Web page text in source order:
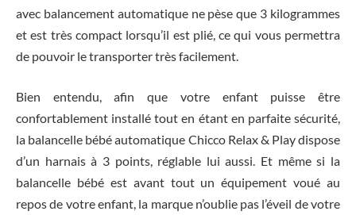
avec balancement automatique ne pèse que 3 kilogrammes
et est très compact lorsqu’il est plié, ce qui vous permettra
de pouvoir le transporter très facilement.
Bien entendu, afin que votre enfant puisse être
confortablement installé tout en étant en parfaite sécurité,
la balancelle bébé automatique Chicco Relax & Play dispose
d’un harnais à 3 points, réglable lui aussi. Et même si la
balancelle bébé est avant tout un équipement voué au
repos de votre enfant, la marque n’oublie pas l’éveil de votre